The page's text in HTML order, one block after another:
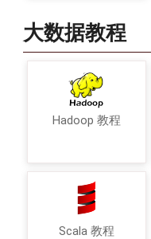
大数据教程
Hadoop 教程
Scala 教程